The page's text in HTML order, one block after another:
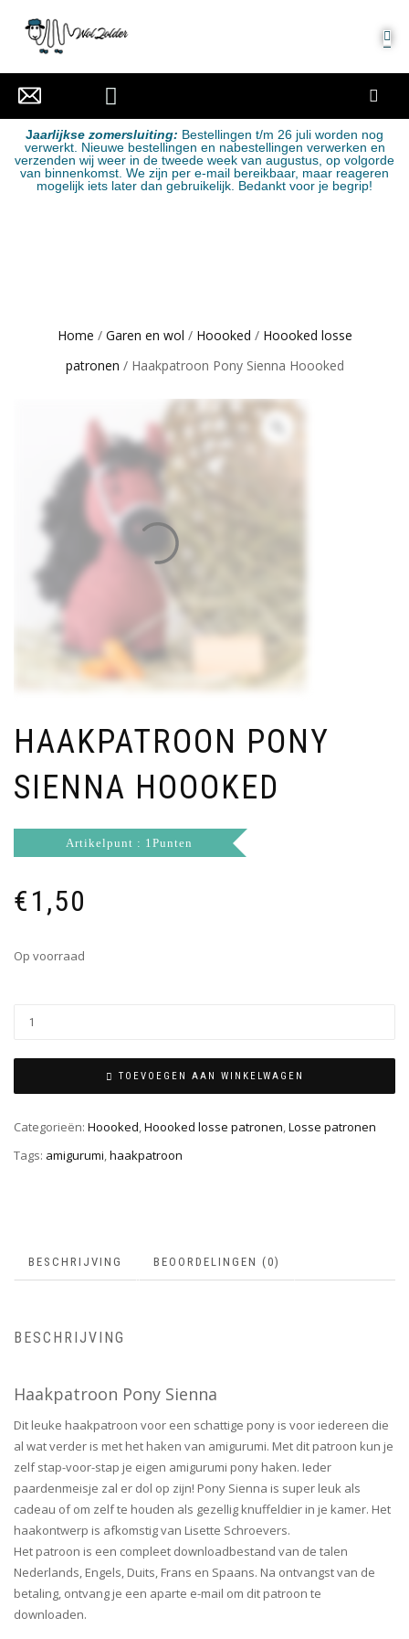
Jaarlijkse zomersluiting: Bestellingen t/m 26 juli worden nog
verwerkt. Nieuwe bestellingen en nabestellingen verwerken en
verzenden wij weer in de tweede week van augustus, op volgorde
van binnenkomst. We zijn per e-mail bereikbaar, maar reageren
mogelijk iets later dan gebruikelijk. Bedankt voor je begrip!
Home / Garen en wol / Hoooked / Hoooked losse
patronen / Haakpatroon Pony Sienna Hoooked
HAAKPATROON PONY
SIENNA HOOOKED
Artikelpunt : 1Punten
€1,50
Op voorraad
TOEVOEGEN AAN WINKELWAGEN
Categorieën: Hoooked,Hoooked losse patronen,Losse patronen
Tags: amigurumi,haakpatroon
BESCHRIJVING BEOORDELINGEN (0)
BESCHRIJVING
Haakpatroon Pony Sienna
Dit leuke haakpatroon voor een schattige pony is voor iedereen die
al wat verder is met het haken van amigurumi. Met dit patroon kun je
zelf stap-voor-stap je eigen amigurumi pony haken. Ieder
paardenmeisje zal er dol op zijn! Pony Sienna is super leuk als
cadeau of om zelf te houden als gezellig knuffeldier in je kamer. Het
haakontwerp is afkomstig van Lisette Schroevers.
Het patroon is een compleet downloadbestand van de talen
Nederlands, Engels, Duits, Frans en Spaans. Na ontvangst van de
betaling, ontvang je een aparte e-mail om dit patroon te
downloaden.